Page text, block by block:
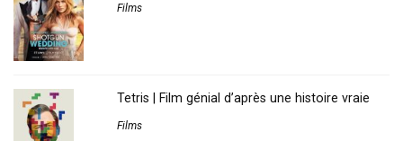
Films
Tetris | Film génial d’après une histoire vraie
Films